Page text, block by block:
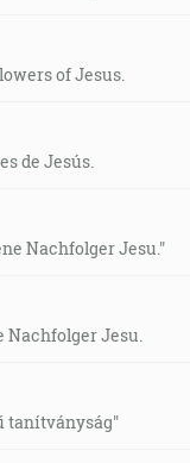
of Jesus.
de Jesús.
Nachfolger Jesu."
Nachfolger Jesu.
tanítványság"